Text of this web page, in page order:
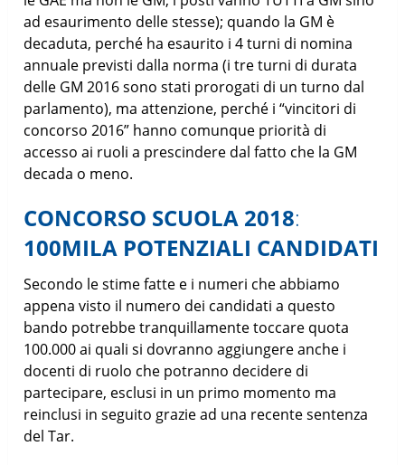
ad esaurimento delle stesse); quando la GM è
decaduta, perché ha esaurito i 4 turni di nomina
annuale previsti dalla norma (i tre turni di durata
delle GM 2016 sono stati prorogati di un turno dal
parlamento), ma attenzione, perché i “vincitori di
concorso 2016” hanno comunque priorità di
accesso ai ruoli a prescindere dal fatto che la GM
decada o meno.
CONCORSO SCUOLA 2018:
100MILA POTENZIALI CANDIDATI
Secondo le stime fatte e i numeri che abbiamo
appena visto il numero dei candidati a questo
bando potrebbe tranquillamente toccare quota
100.000 ai quali si dovranno aggiungere anche i
docenti di ruolo che potranno decidere di
partecipare, esclusi in un primo momento ma
reinclusi in seguito grazie ad una recente sentenza
del Tar.